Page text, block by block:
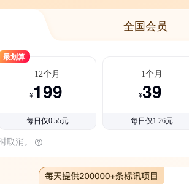
全国会员
最划算
12个月
¥199
每日仅0.55元
1个月
¥39
每日仅1.26元
取消。